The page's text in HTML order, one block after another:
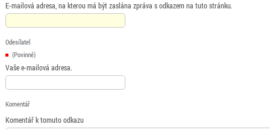
E-mailová adresa, na kterou má být zaslána zpráva s odkazem na tuto stránku.
Odesílatel
(Povinné)
Vaše e-mailová adresa.
Komentář
Komentář k tomuto odkazu